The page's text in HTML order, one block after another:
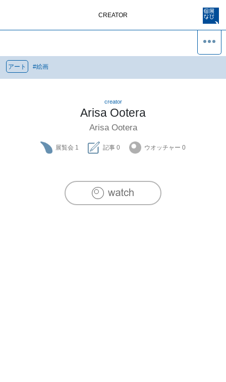
CREATOR
アート #絵画
creator
Arisa Ootera
Arisa Ootera
展覧会 1 記事 0 ウオッチャー 0